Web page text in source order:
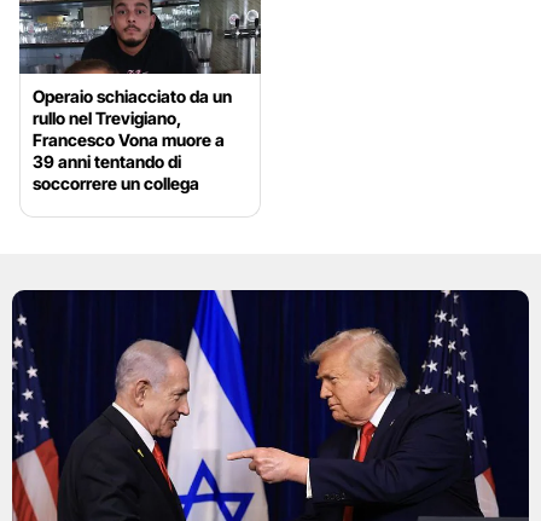
Operaio schiacciato da un
rullo nel Trevigiano,
Francesco Vona muore a
39 anni tentando di
soccorrere un collega